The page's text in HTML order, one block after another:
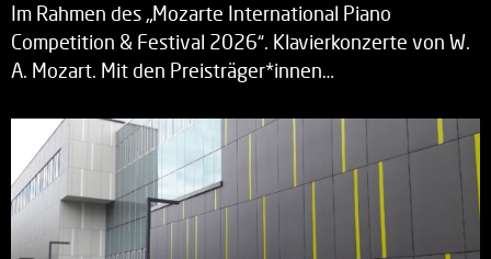
Im Rahmen des „Mozarte International Piano
Competition & Festival 2026“. Klavierkonzerte von W.
A. Mozart. Mit den Preisträger*innen…